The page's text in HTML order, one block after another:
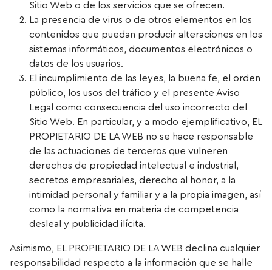
Sitio Web o de los servicios que se ofrecen.
La presencia de virus o de otros elementos en los
contenidos que puedan producir alteraciones en los
sistemas informáticos, documentos electrónicos o
datos de los usuarios.
El incumplimiento de las leyes, la buena fe, el orden
público, los usos del tráfico y el presente Aviso
Legal como consecuencia del uso incorrecto del
Sitio Web. En particular, y a modo ejemplificativo, EL
PROPIETARIO DE LA WEB no se hace responsable
de las actuaciones de terceros que vulneren
derechos de propiedad intelectual e industrial,
secretos empresariales, derecho al honor, a la
intimidad personal y familiar y a la propia imagen, así
como la normativa en materia de competencia
desleal y publicidad ilícita.
Asimismo, EL PROPIETARIO DE LA WEB declina cualquier
responsabilidad respecto a la información que se halle